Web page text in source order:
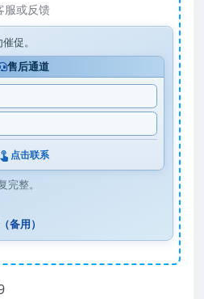
服或反馈
促。
售后通道
点击联系
整。
备用）